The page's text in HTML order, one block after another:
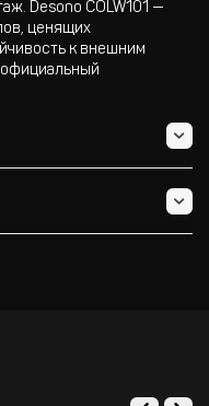
Desono COLW101 —
ценящих
к внешним